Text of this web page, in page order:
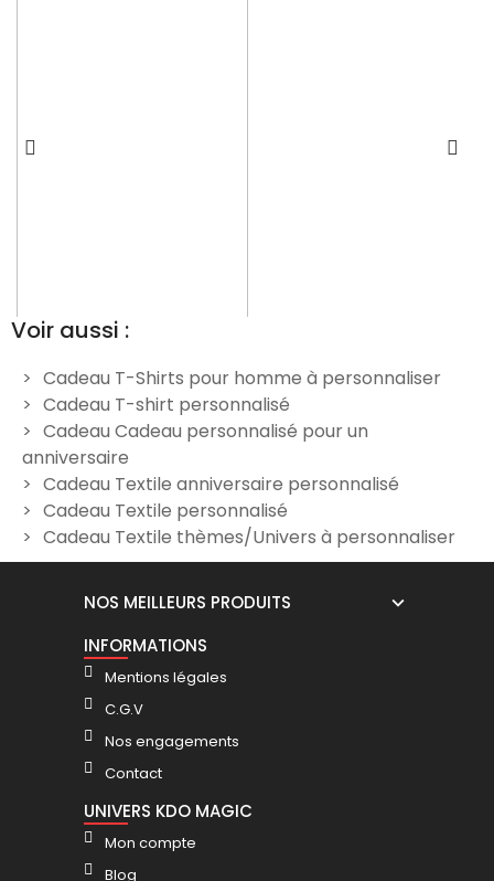
T-Shirt homme "SuperMan"
à personnaliser
15,00 €
Tee Shirt homme
"Pétanque"
19,90 €
Voir aussi :
Cadeau T-Shirts pour homme à personnaliser
Cadeau T-shirt personnalisé
Cadeau Cadeau personnalisé pour un
anniversaire
Cadeau Textile anniversaire personnalisé
Cadeau Textile personnalisé
Cadeau Textile thèmes/Univers à personnaliser
NOS MEILLEURS PRODUITS
INFORMATIONS
Mentions légales
C.G.V
Nos engagements
Contact
UNIVERS KDO MAGIC
Mon compte
Blog